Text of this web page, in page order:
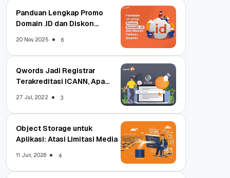
Panduan Lengkap Promo
Domain .ID dan Diskon
20 Nov, 2025 6
Qwords Jadi Registrar
Terakreditasi ICANN, Apa
27 Jul, 2022 3
Object Storage untuk
Aplikasi: Atasi Limitasi Media
11 Jun, 2026 4